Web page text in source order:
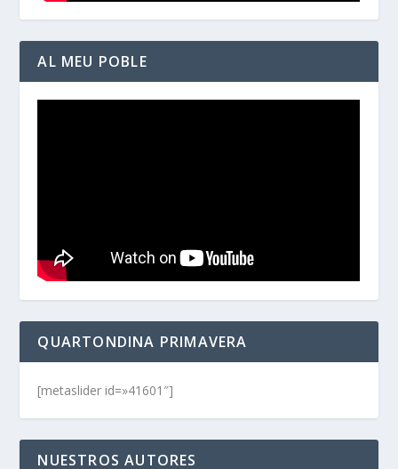
AL MEU POBLE
QUARTONDINA PRIMAVERA
[metaslider id=»41601″]
NUESTROS AUTORES